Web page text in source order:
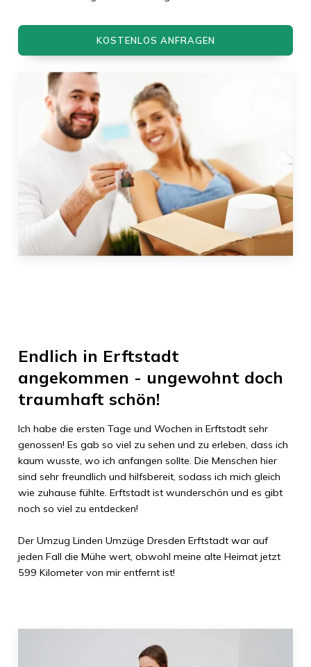
KOSTENLOS ANFRAGEN
Endlich in Erftstadt
angekommen - ungewohnt doch
traumhaft schön!
Ich habe die ersten Tage und Wochen in Erftstadtsehr
genossen! Es gab so viel zu sehen und zu erleben, dass ich
kaum wusste, wo ich anfangen sollte. Die Menschen hier
sind sehr freundlich und hilfsbereit, sodass ich mich gleich
wie zuhause fühlte. Erftstadtist wunderschön und es gibt
noch so viel zu entdecken!
Der Umzug Linden Umzüge Dresden Erftstadtwar auf
jeden Fall die Mühe wert, obwohl meine alte Heimat jetzt
599 Kilometervon mir entfernt ist!